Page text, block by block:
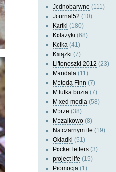
Jednobarwne (111)
Journal52 (10)
Kartki (180)
Kolażyki (68)
Kółka (41)
Książki (7)
Liftonoszki 2012 (23)
Mandala (11)
Metodą Finn (7)
Milutka buzia (7)
Mixed media (58)
Morze (38)
Mozaikowo (8)
Na czarnym tle (19)
Okładki (51)
Pocket letters (3)
project life (15)
Promocja (1)